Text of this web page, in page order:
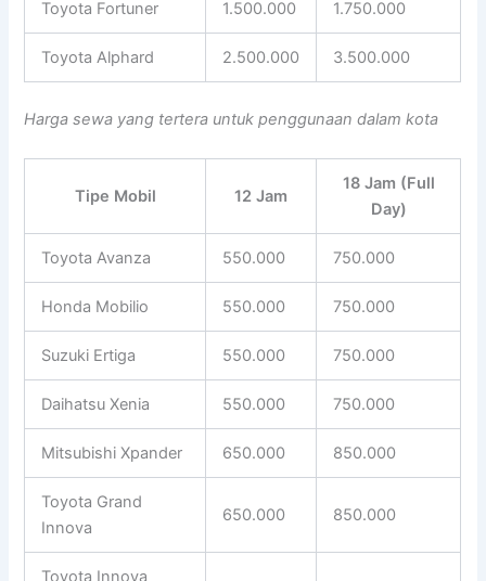
Toyota Fortuner 1.500.000 1.750.000
Toyota Alphard 2.500.000 3.500.000
Harga sewa yang tertera untuk penggunaan dalam kota
Tipe Mobil 12 Jam
18 Jam (Full
Day)
Toyota Avanza 550.000 750.000
Honda Mobilio 550.000 750.000
Suzuki Ertiga 550.000 750.000
Daihatsu Xenia 550.000 750.000
Mitsubishi Xpander 650.000 850.000
Toyota Grand
Innova
650.000 850.000
Toyota Innova